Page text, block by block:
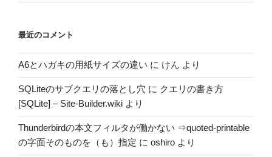
最近のコメント
A6とハガキの用紙サイズの違い に けん より
SQLiteのサブクエリの落とし穴 に クエリの書き方
[SQLite] – Site-Builder.wiki より
Thunderbirdの本文フィルタが働かない ⇒quoted-printable
の字面そのものを（も）指定 に oshiro より